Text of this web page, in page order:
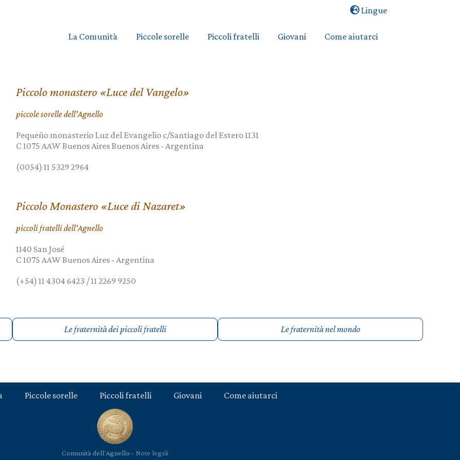
Lingue
La Comunità Piccole sorelle Piccoli fratelli Giovani Come aiutarci
Piccolo monastero «Luce del Vangelo»
piccole sorelle dell'Agnello
Pequeño monasterio Luz del Evangelio c/Santiago del Estero 1131
C 1075 AAW Buenos Aires Buenos Aires- Argentina
(0054) 11 5329 2964
Piccolo Monastero «Luce di Nazaret»
piccoli fratelli dell'Agnello
1140 San José
C 1075 AAW Buenos Aires- Argentina
(+54) 11 4304 6423 / 11 2269 9250
Le fraternità dei piccoli fratelli Le fraternità nel mondo
Piccole sorelle Piccoli fratelli Giovani Come aiutarci
Comunità dell'Agnello - Note legali